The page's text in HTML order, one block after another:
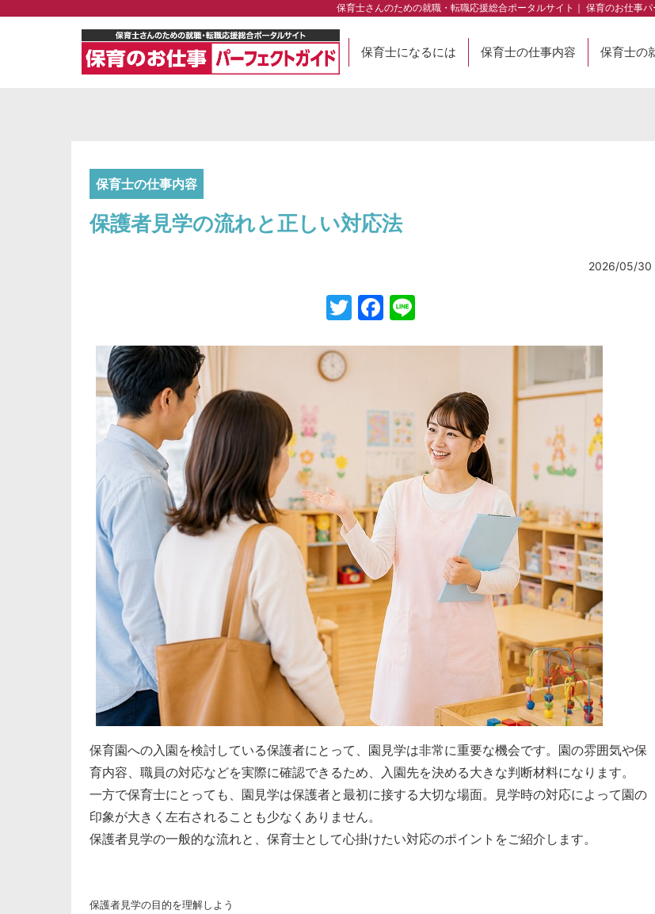
保育士さんのための就職・転職応援総合ポータルサイト｜ 保育のお仕事
保育士になるには 保育士の仕事内容 保育士の
保育士の仕事内容
保護者見学の流れと正しい対応法
2026/05/30
TwitterFacebook
保育園への入園を検討している保護者にとって、園見学は非常に重要な機会です。園の雰囲気や保
育内容、職員の対応などを実際に確認できるため、入園先を決める大きな判断材料になります。
一方で保育士にとっても、園見学は保護者と最初に接する大切な場面。見学時の対応によって園の
印象が大きく左右されることも少なくありません。
保護者見学の一般的な流れと、保育士として心掛けたい対応のポイントをご紹介します。
保護者見学の目的を理解しよう